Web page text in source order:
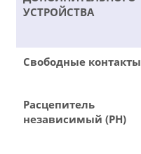
УСТРОЙСТВА
Свободные контакты
Расцепитель
независимый (РН)